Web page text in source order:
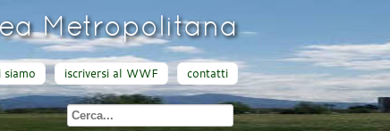
Metropolitana
siamo iscriversi al WWF contatti